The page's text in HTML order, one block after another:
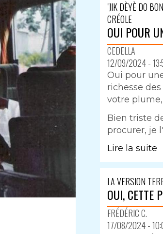
"JIK DÈYÈ DO
CRÉOLE
OUI POUR
CEDELLA
12/09/2024 -
Oui pour
richesse
votre
Bien triste
procurer, je
Lire la suite
LA VERSION
OUI, CETTE
FRÉDÉRIC C.
17/08/2024 -